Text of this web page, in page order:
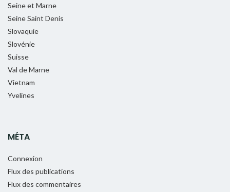
Seine et Marne
Seine Saint Denis
Slovaquie
Slovénie
Suisse
Val de Marne
Vietnam
Yvelines
MÉTA
Connexion
Flux des publications
Flux des commentaires